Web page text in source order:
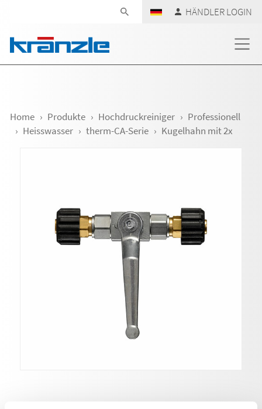
HÄNDLER LOGIN
Home Produkte Hochdruckreiniger
Professionell
Heisswasser
therm-CA-Serie Kugelhahn mit 2x